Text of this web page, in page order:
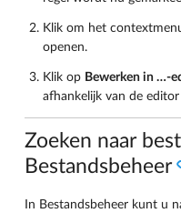
Klik om het
openen.
Klik op Bewerken in …-
afhankelijk van de
Zoeken naar
Bestandsbeheer
In Bestandsbeheer kunt u